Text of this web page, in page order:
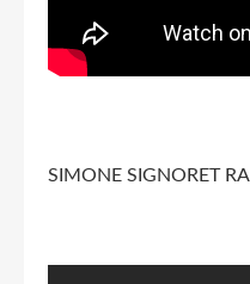
SIMONE SIGNORET